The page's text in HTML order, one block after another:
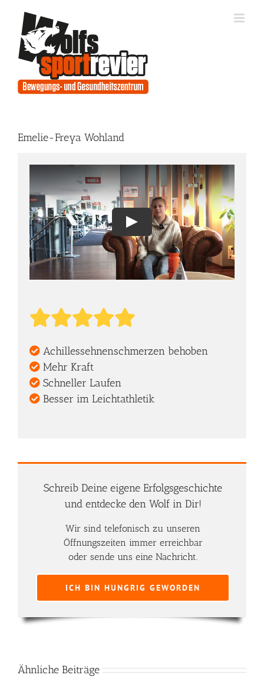
springen
Emelie-Freya Wohland
Achillessehnenschmerzen behoben
Mehr Kraft
Schneller Laufen
Besser im Leichtathletik
Schreib Deine eigene Erfolgsgeschichte
und entdecke den Wolf in Dir!
Wir sind telefonisch zu unseren
Öffnungszeiten immer erreichbar
oder sende uns eine Nachricht.
ICH BIN HUNGRIG GEWORDEN
Ähnliche Beiträge